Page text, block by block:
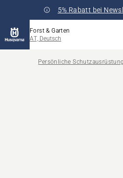
5% Rabatt bei
Forst & Garten
AT, Deutsch
Persönliche